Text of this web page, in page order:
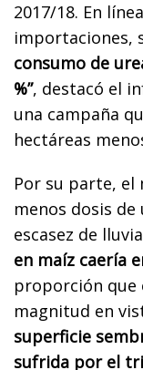
2017/18. En
importaciones,
consumo de
%”, destacó el
una campaña
hectáreas
Por su parte,
menos dosis
escasez de
en maíz caería
proporción que
magnitud en
superficie
sufrida por el